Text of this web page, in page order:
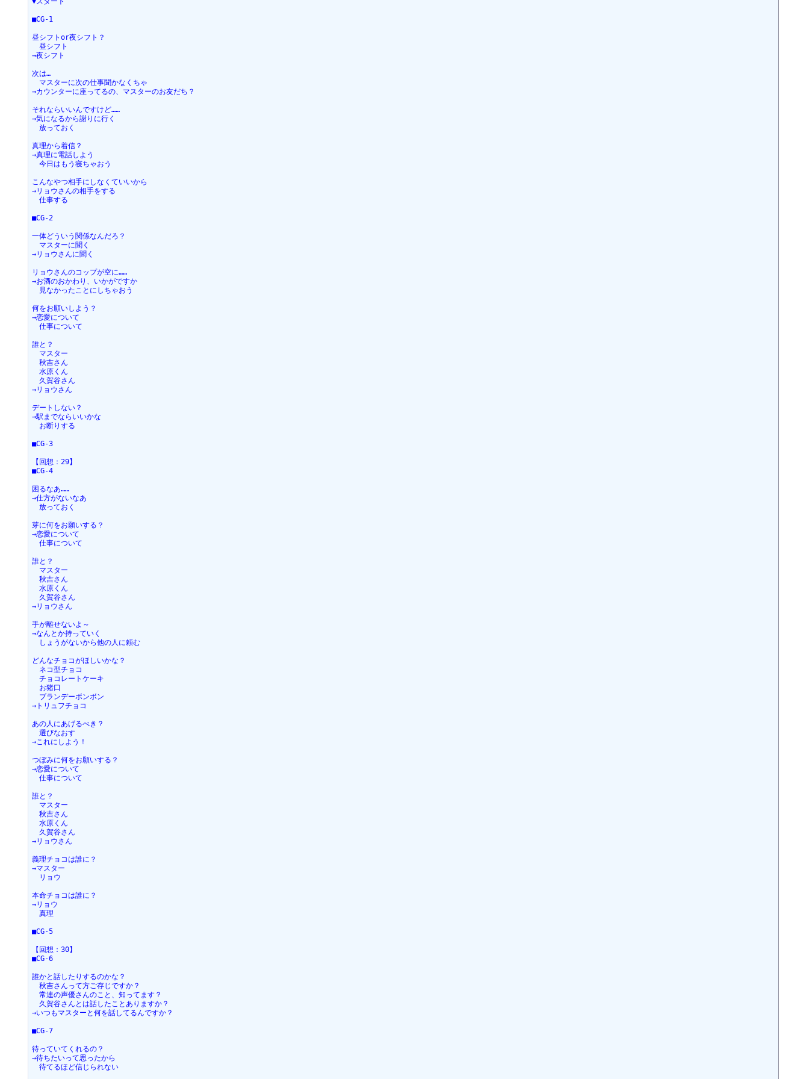
■CG-1
昼シフトor夜シフト？
昼シフト
→夜シフト
次は…
マスターに次の仕事聞かなくちゃ
→カウンターに座ってるの、マスターのお友だち？
それならいいんですけど……
→気になるから謝りに行く
放っておく
真理から着信？
→真理に電話しよう
今日はもう寝ちゃおう
こんなやつ相手にしなくていいから
→リョウさんの相手をする
仕事する
■CG-2
一体どういう関係なんだろ？
マスターに聞く
→リョウさんに聞く
リョウさんのコップが空に……
→お酒のおかわり、いかがですか
見なかったことにしちゃおう
何をお願いしよう？
→恋愛について
仕事について
誰と？
マスター
秋吉さん
水原くん
久賀谷さん
→リョウさん
デートしない？
→駅までならいいかな
お断りする
■CG-3
【回想：29】
■CG-4
困るなあ……
→仕方がないなあ
放っておく
芽に何をお願いする？
→恋愛について
仕事について
誰と？
マスター
秋吉さん
水原くん
久賀谷さん
→リョウさん
手が離せないよ～
→なんとか持っていく
しょうがないから他の人に頼む
どんなチョコがほしいかな？
ネコ型チョコ
チョコレートケーキ
お猪口
ブランデーボンボン
→トリュフチョコ
あの人にあげるべき？
選びなおす
→これにしよう！
つぼみに何をお願いする？
→恋愛について
仕事について
誰と？
マスター
秋吉さん
水原くん
久賀谷さん
→リョウさん
義理チョコは誰に？
→マスター
リョウ
本命チョコは誰に？
→リョウ
真理
■CG-5
【回想：30】
■CG-6
誰かと話したりするのかな？
秋吉さんって方ご存じですか？
常連の声優さんのこと、知ってます？
久賀谷さんとは話したことありますか？
→いつもマスターと何を話してるんですか？
■CG-7
待っていてくれるの？
→待ちたいって思ったから
待てるほど信じられない